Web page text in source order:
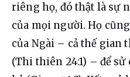
riêng họ, đó thật là sự
của mọi người. Họ
của Ngài – cả thế gian
(Thi thiên 24:1) – để